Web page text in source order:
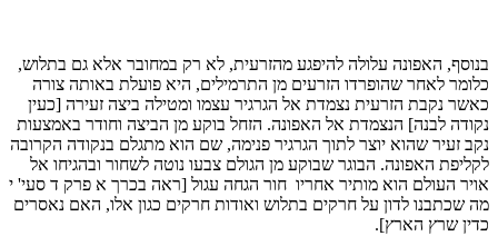
בנוסף, האפונה עלולה להיפגע מהזרעית, לא רק במחובר אלא גם בתלוש,
כלומר לאחר שהופרדו הזרעים מן התרמילים, היא פועלת באותה צורה
כאשר נקבת הזרעית נצמדת אל הגרגיר עצמו ומטילה ביצה זעירה [כעין
נקודה לבנה] הנצמדת אל האפונה. הזחל בוקע מן הביצה וחודר באמצעות
נקב זעיר שהוא יוצר לתוך הגרגיר פנימה, שם הוא מתגלם בנקודה הקרובה
לקליפת האפונה. הבוגר שבוקע מן הגולם צבעו נוטה לשחור ובהגיחו אל
אויר העולם הוא מותיר אחריו חור הגחה עגול [ראה בכרך א פרק ד סעי' י
מה שכתבנו לדון על חרקים בתלוש ואודות חרקים כגון אלו, האם נאסרים
כדין שרץ הארץ].